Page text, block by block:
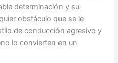
determinación y su
obstáculo que se le
de conducción agresivo y
lo convierten en un